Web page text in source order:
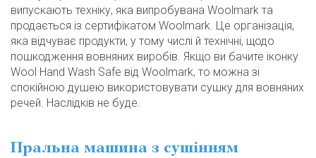
випускають техніку, яка випробувана Woolmark та
продається із сертифікатом Woolmark. Це організація,
яка відчуває продукти, у тому числі й технічні, щодо
пошкодження вовняних виробів. Якщо ви бачите іконку
Wool Hand Wash Safe від Woolmark, то можна зі
спокійною душею використовувати сушку для вовняних
речей. Наслідків не буде.
Пральна машина з сушінням